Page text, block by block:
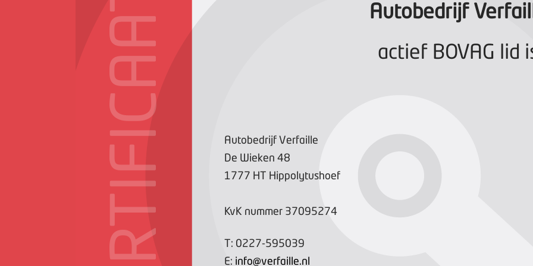
CERTIFICAAT
Autobedrijf
actief BOVAG lid
Autobedrijf Verfaille
De Wieken 48
1777 HT Hippolytushoef
KvK nummer 37095274
T: 0227-595039
E: info@verfaille.nl